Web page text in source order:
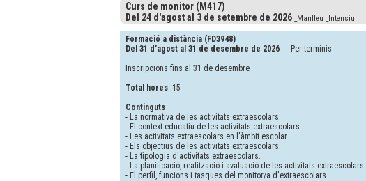
Curs de monitor (M417)
Del 24 d'agost al 3 de setembre de 2026 _Manlleu _Intensiu
Formació a distància (FD3948)
Del 31 d'agost al 31 de desembre de 2026 _ _Per terminis
Inscripcions fins al 31 de desembre
Total hores: 15
Continguts
- La normativa de les activitats extraescolars.
- El context educatiu de les activitats extraescolars:
- Les activitats extraescolars en l'àmbit escolar.
- Els objectius de les activitats extraescolars.
- La tipologia d'activitats extraescolars.
- La planificació, realització i avaluació de les activitats extraescolars.
- El perfil, funcions i tasques del monitor/a d'extraescolars